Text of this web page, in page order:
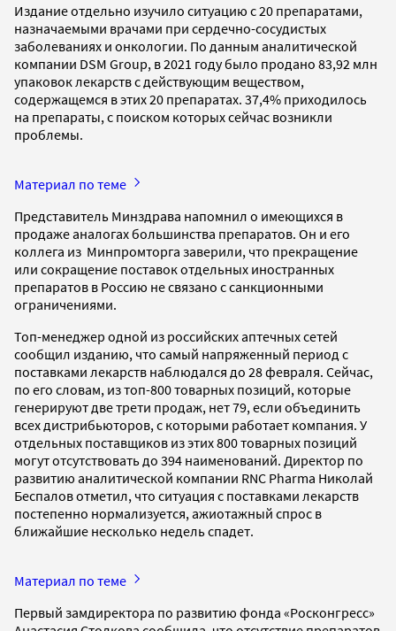
Издание отдельно изучило ситуацию с 20 препаратами,
назначаемыми врачами при сердечно-сосудистых
заболеваниях и онкологии. По данным аналитической
компании DSM Group, в 2021 году было продано 83,92 млн
упаковок лекарств с действующим веществом,
содержащемся в этих 20 препаратах. 37,4% приходилось
на препараты, с поиском которых сейчас возникли
проблемы.
Материал по теме
Представитель Минздрава напомнил о имеющихся в
продаже аналогах большинства препаратов. Он и его
коллега из Минпромторга заверили, что прекращение
или сокращение поставок отдельных иностранных
препаратов в Россию не связано с санкционными
ограничениями.
Топ-менеджер одной из российских аптечных сетей
сообщил изданию, что самый напряженный период с
поставками лекарств наблюдался до 28 февраля. Сейчас,
по его словам, из топ-800 товарных позиций, которые
генерируют две трети продаж, нет 79, если объединить
всех дистрибьюторов, с которыми работает компания. У
отдельных поставщиков из этих 800 товарных позиций
могут отсутствовать до 394 наименований. Директор по
развитию аналитической компании RNC Pharma Николай
Беспалов отметил, что ситуация с поставками лекарств
постепенно нормализуется, ажиотажный спрос в
ближайшие несколько недель спадет.
Материал по теме
Первый замдиректора по развитию фонда «Росконгресс»